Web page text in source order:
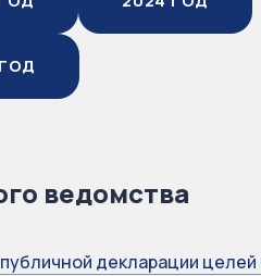
ведомства
декларации целей